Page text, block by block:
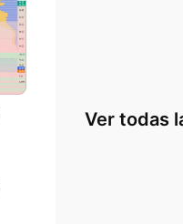
Ver todas